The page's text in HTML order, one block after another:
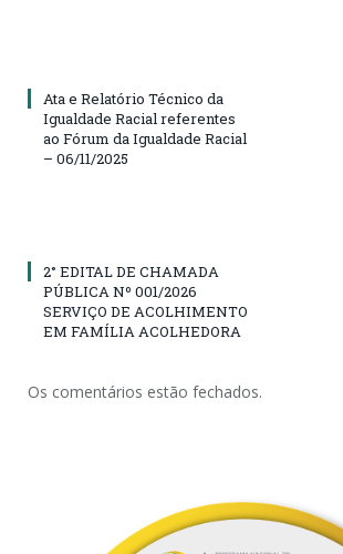
Ata e Relatório Técnico da
Igualdade Racial referentes
ao Fórum da Igualdade Racial
– 06/11/2025
2° EDITAL DE CHAMADA
PÚBLICA Nº 001/2026
SERVIÇO DE ACOLHIMENTO
EM FAMÍLIA ACOLHEDORA
Os comentários estão fechados.